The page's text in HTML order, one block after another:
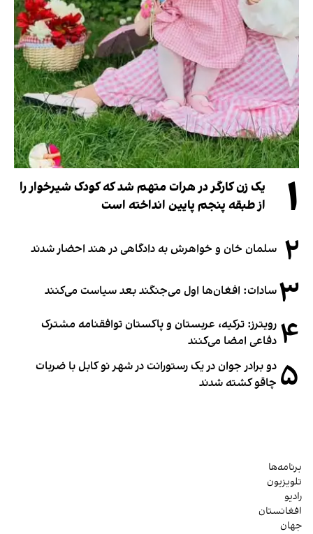
۱
یک زن کارگر در هرات متهم شد که کودک شیرخوار را
از طبقه پنجم پایین انداخته است
۲ سلمان خان و خواهرش به دادگاهی در هند احضار شدند
۳سادات: افغان‌ها اول می‌جنگند بعد سیاست می‌کنند
۴ رویترز: ترکیه، عربستان و پاکستان توافقنامه مشترک
دفاعی امضا می‌کنند
۵ دو برادر جوان در یک رستورانت در شهر نو کابل با ضربات
چاقو کشته شدند
برنامه‌ها
تلویزیون
رادیو
افغانستان
جهان